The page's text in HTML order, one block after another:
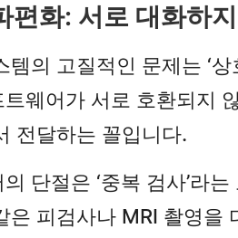
편화: 서로 대화하
템의 고질적인 문제는 ‘
웨어가 서로 호환되지
전달하는 꼴입니다.
단절은 ‘중복 검사’라
은 피검사나 MRI 촬영을